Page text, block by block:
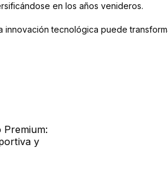
en los años venideros.
tecnológica puede
Premium:
y